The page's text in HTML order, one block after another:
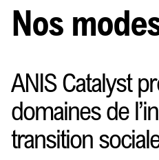
Nos
ANIS Catalyst
domaines de
transition